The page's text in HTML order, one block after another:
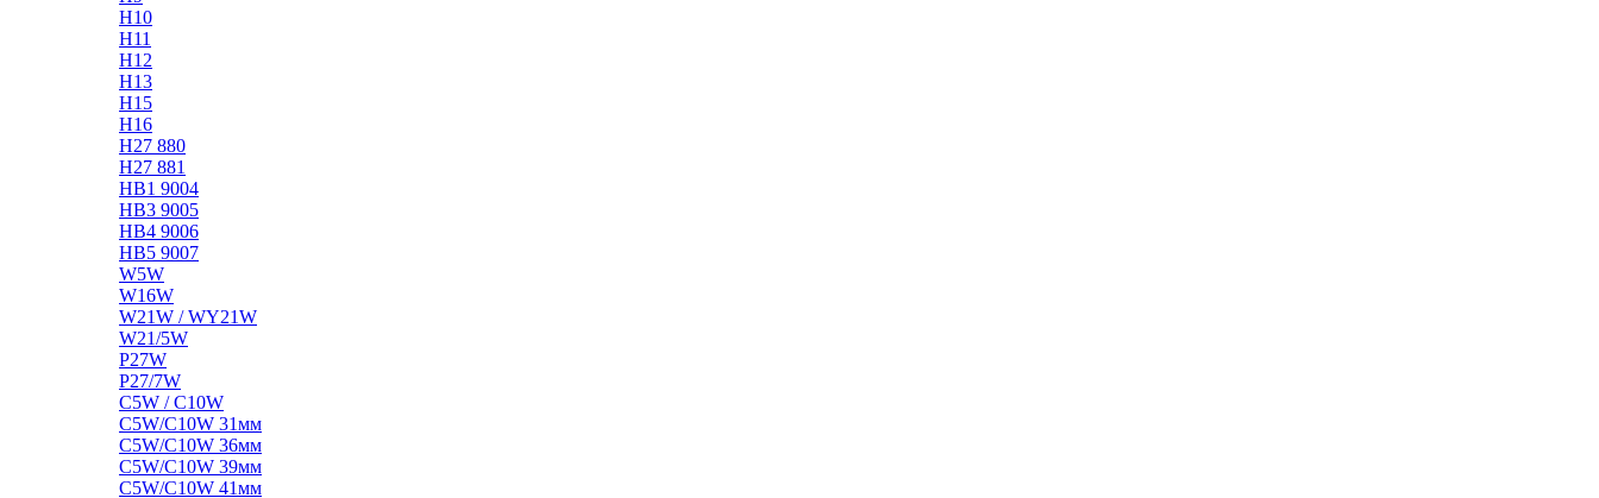
H10
H11
H12
H13
H15
H16
H27 880
H27 881
HB1 9004
HB3 9005
HB4 9006
HB5 9007
W5W
W16W
W21W / WY21W
W21/5W
P27W
P27/7W
C5W / C10W
C5W/C10W 31мм
C5W/C10W 36мм
C5W/C10W 39мм
C5W/C10W 41мм